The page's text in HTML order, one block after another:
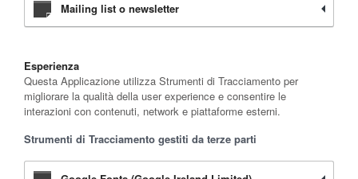
Mailing list o newsletter
Esperienza
Questa Applicazione utilizza Strumenti di Tracciamento per
migliorare la qualità della user experience e consentire le
interazioni con contenuti, network e piattaforme esterni.
Strumenti di Tracciamento gestiti da terze parti